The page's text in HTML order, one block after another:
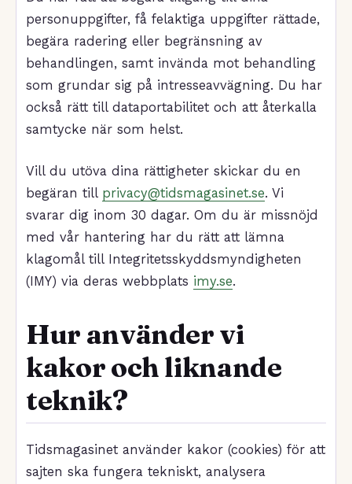
personuppgifter, få felaktiga uppgifter rättade,
begära radering eller begränsning av
behandlingen, samt invända mot behandling
som grundar sig på intresseavvägning. Du har
också rätt till dataportabilitet och att återkalla
samtycke när som helst.
Vill du utöva dina rättigheter skickar du en
begäran till privacy@tidsmagasinet.se. Vi
svarar dig inom 30 dagar. Om du är missnöjd
med vår hantering har du rätt att lämna
klagomål till Integritetsskyddsmyndigheten
(IMY) via deras webbplats imy.se.
Hur använder vi
kakor och liknande
teknik?
Tidsmagasinet använder kakor (cookies) för att
sajten ska fungera tekniskt, analysera